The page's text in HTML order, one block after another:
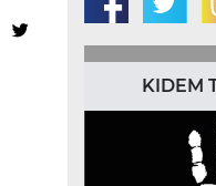
KIDEM